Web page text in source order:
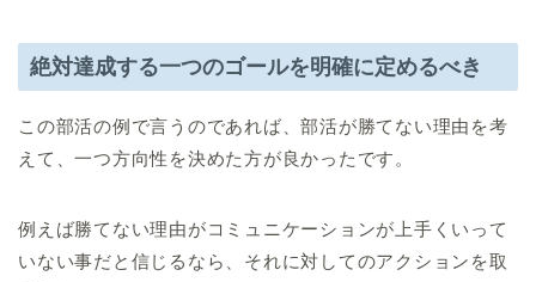
絶対達成する一つのゴールを明確に定めるべき
この部活の例で言うのであれば、部活が勝てない理由を考
えて、一つ方向性を決めた方が良かったです。
例えば勝てない理由がコミュニケーションが上手くいって
いない事だと信じるなら、それに対してのアクションを取